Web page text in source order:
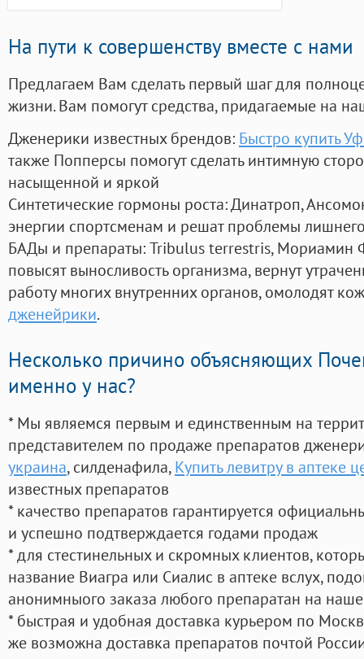
На пути к совершенству вместе с нами
Предлагаем Вам сделать первый шаг для
жизни. Вам помогут средства, придагаемые на
Дженерики известных брендов: Быстро купить
также Попперсы помогут сделать интимную
насыщенной и яркой
Синтетические гормоны роста: Динатроп,
энергии спортсменам и решат проблемы
БАДы и препараты:Tribulus terrestris, Мориамин
повысят выносливость организма, вернут
работу многих внутренних органов, омолодят
дженейрики.
Несколько причино объясняющих
именно у нас?
* Мы являемся первым и единственным на
представителем по продаже препаратов
украина, силденафила, Купить левитру в аптеке
известных препаратов
* качество препаратов гарантируется
и успешно подтверждается годами продаж
* для стестинельных и скромных клиентов,
название Виагра или Сиалис в аптеке вслух,
анонимныого заказа любого препаратан на
* быстрая и удобная доставка курьером по
же возможна доставка препаратов почтой